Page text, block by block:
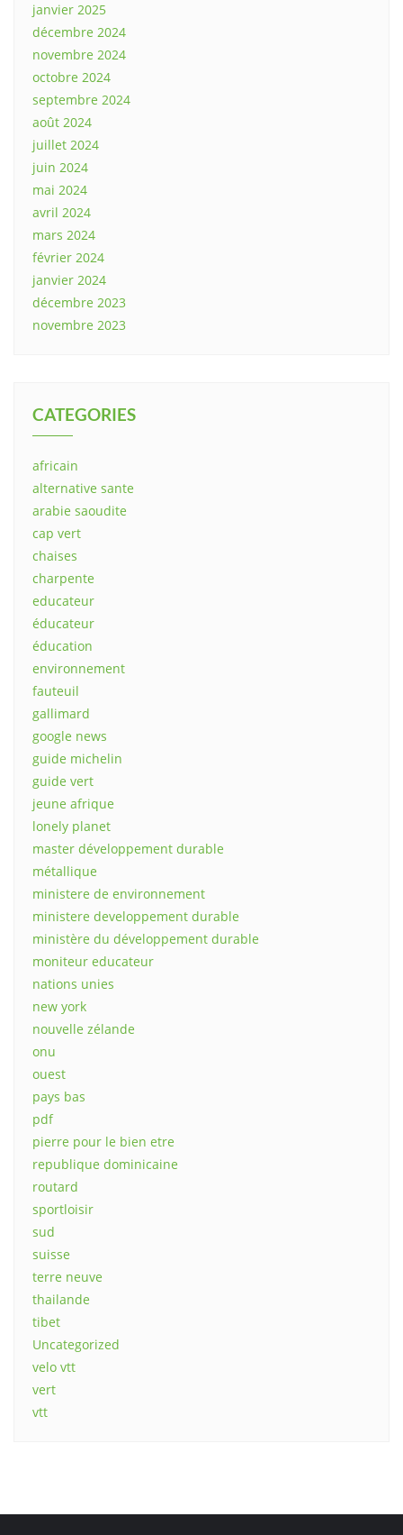
janvier 2025
décembre 2024
novembre 2024
octobre 2024
septembre 2024
août 2024
juillet 2024
juin 2024
mai 2024
avril 2024
mars 2024
février 2024
janvier 2024
décembre 2023
novembre 2023
CATEGORIES
africain
alternative sante
arabie saoudite
cap vert
chaises
charpente
educateur
éducateur
éducation
environnement
fauteuil
gallimard
google news
guide michelin
guide vert
jeune afrique
lonely planet
master développement durable
métallique
ministere de environnement
ministere developpement durable
ministère du développement durable
moniteur educateur
nations unies
new york
nouvelle zélande
onu
ouest
pays bas
pdf
pierre pour le bien etre
republique dominicaine
routard
sportloisir
sud
suisse
terre neuve
thailande
tibet
Uncategorized
velo vtt
vert
vtt